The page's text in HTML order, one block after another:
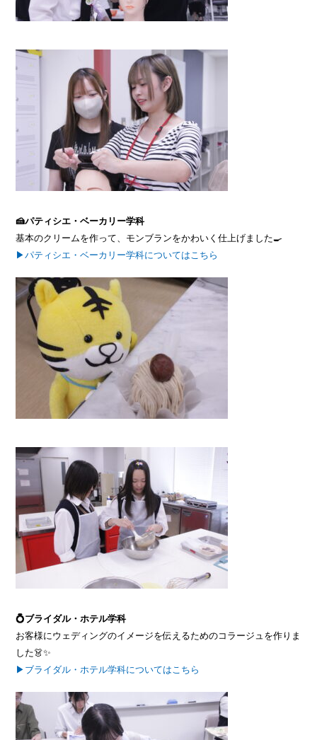
🍰パティシエ・ベーカリー学科
基本のクリームを作って、モンブランをかわいく仕上げました🍳
▶パティシエ・ベーカリー学科についてはこちら
💍ブライダル・ホテル学科
お客様にウェディングのイメージを伝えるためのコラージュを作り ま
した👗✨
▶ブライダル・ホテル学科についてはこちら